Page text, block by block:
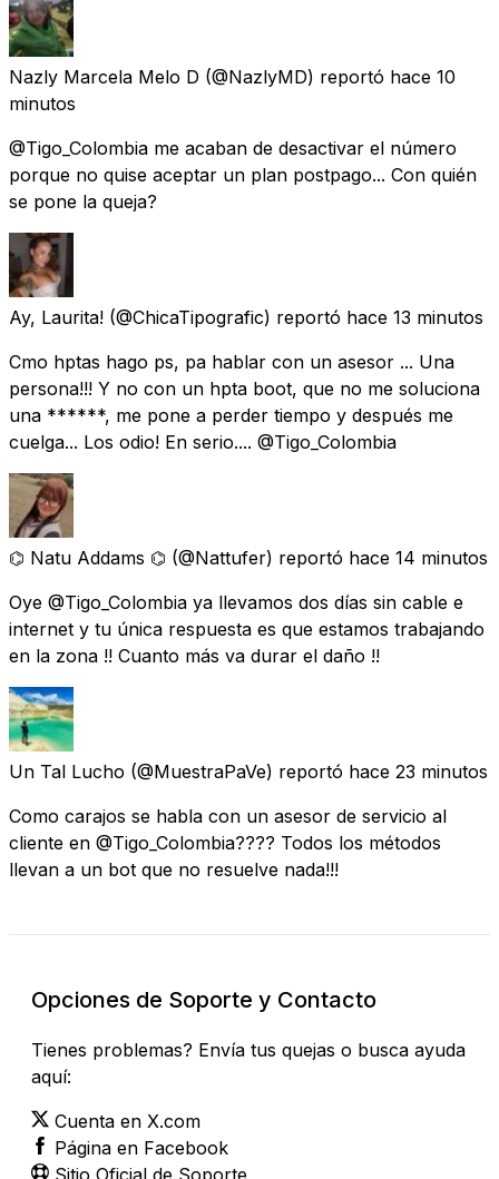
Nazly Marcela Melo D (@NazlyMD) reportó hace 10
minutos
@Tigo_Colombia me acaban de desactivar el número
porque no quise aceptar un plan postpago... Con quién
se pone la queja?
Ay, Laurita! (@ChicaTipografic) reportó hace 13 minutos
Cmo hptas hago ps, pa hablar con un asesor ... Una
persona!!! Y no con un hpta boot, que no me soluciona
una ******, me pone a perder tiempo y después me
cuelga... Los odio! En serio.... @Tigo_Colombia
⌬ Natu Addams ⌬ (@Nattufer) reportó hace 14 minutos
Oye @Tigo_Colombia ya llevamos dos días sin cable e
internet y tu única respuesta es que estamos trabajando
en la zona !! Cuanto más va durar el daño !!
Un Tal Lucho (@MuestraPaVe) reportó hace 23 minutos
Como carajos se habla con un asesor de servicio al
cliente en @Tigo_Colombia???? Todos los métodos
llevan a un bot que no resuelve nada!!!
Opciones de Soporte y Contacto
Tienes problemas? Envía tus quejas o busca ayuda
aquí:
Cuenta en X.com
Página en Facebook
Sitio Oficial de Soporte